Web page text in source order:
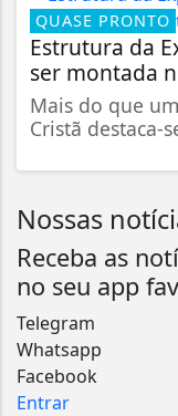
QUASE PRONTO
Estrutura da
ser montada
Mais do que
Cristã destaca-
Nossas
Receba as
no seu app
Telegram
Whatsapp
Facebook
Entrar